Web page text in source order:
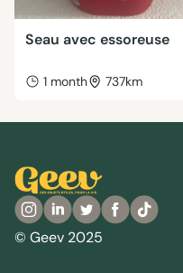
Seau avec essoreuse
1 month 737km
© Geev 2025